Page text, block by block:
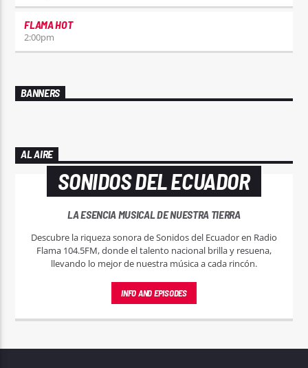
FLAMA HOT
2:00pm
BANNERS
AL AIRE
SONIDOS DEL ECUADOR
LA ESENCIA MUSICAL DE NUESTRA TIERRA
Descubre la riqueza sonora de Sonidos del Ecuador en Radio
Flama 104.5FM, donde el talento nacional brilla y resuena,
llevando lo mejor de nuestra música a cada rincón.
INFO AND EPISODES